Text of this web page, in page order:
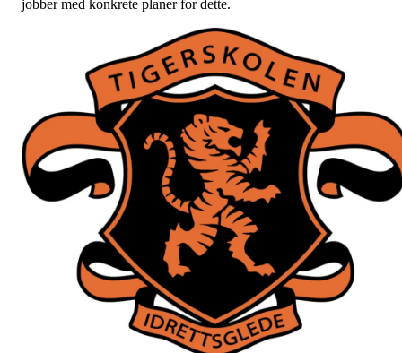
jobber med konkrete planer for dette.